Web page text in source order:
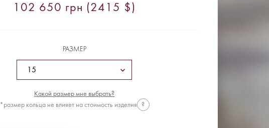
102 650 грн (2415 $)
РАЗМЕР
Какой размер мне выбрать?
*размер кольца не влияет на стоимость изделия
?